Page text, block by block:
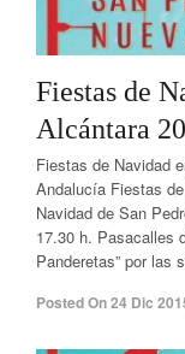
Fiestas de
Alcántara
Fiestas de Navidad
Andalucía Fiestas
Navidad de San
17.30 h. Pasacalles
Panderetas” por las
Posted On24 Dic